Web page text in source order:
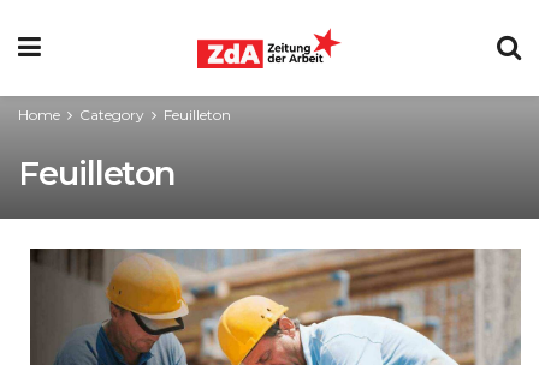
Home Category Feuilleton
Feuilleton